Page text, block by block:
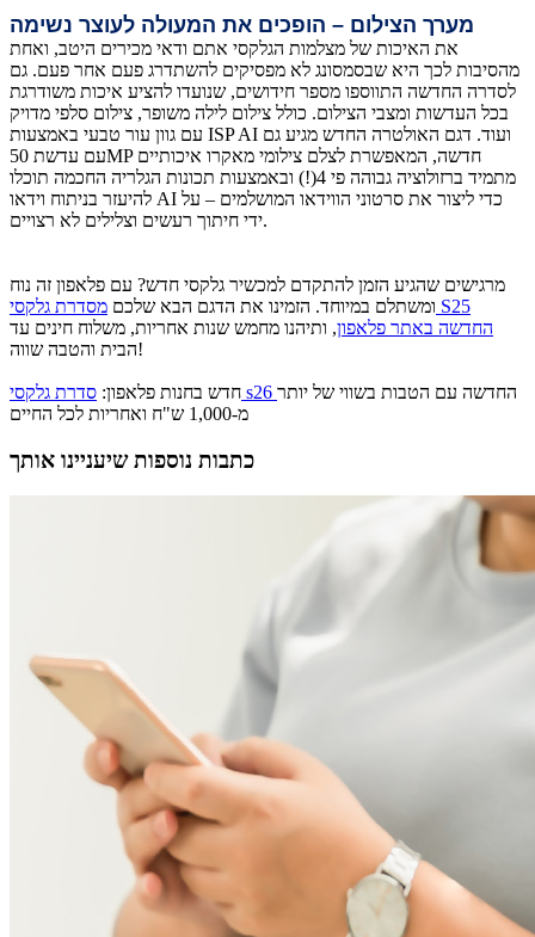
מערך הצילום – הופכים את המעולה לעוצר נשימה
את האיכות של מצלמות הגלקסי אתם ודאי מכירים היטב, ואחת
מהסיבות לכך היא שבסמסונג לא מפסיקים להשתדרג פעם אחר פעם. גם
לסדרה החדשה התווספו מספר חידושים, שנועדו להציע איכות משודרגת
בכל העדשות ומצבי הצילום. כולל צילום לילה משופר, צילום סלפי מדויק
עם גוון עור טבעי באמצעות ISP AI ועוד. דגם האולטרה החדש מגיע גם
עם עדשת 50MP חדשה, המאפשרת לצלם צילומי מאקרו איכותיים
מתמיד ברזולוציה גבוהה פי 4(!) ובאמצעות תכונות הגלריה החכמה תוכלו
להיעזר בניתוח וידאו AI כדי ליצור את סרטוני הווידאו המושלמים – על
ידי חיתוך רעשים וצלילים לא רצויים.
מרגישים שהגיע הזמן להתקדם למכשיר גלקסי חדש? עם פלאפון זה נוח
ומשתלם במיוחד. הזמינו את הדגם הבא שלכם מסדרת גלקסי S25
החדשה באתר פלאפון, ותיהנו מחמש שנות אחריות, משלוח חינים עד
הבית והטבה שווה!
חדש בחנות פלאפון: סדרת גלקסי s26 החדשה עם הטבות בשווי של יותר
מ-1,000 ש"ח ואחריות לכל החיים
כתבות נוספות שיעניינו אותך